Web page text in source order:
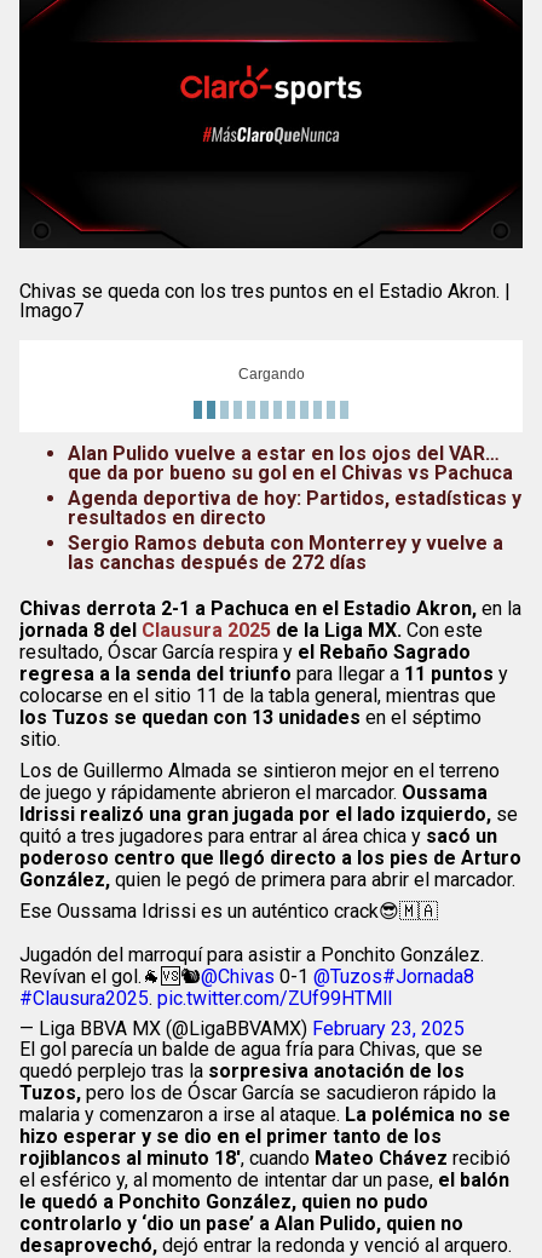
Chivas se queda con los tres puntos en el Estadio Akron. |
Imago7
Cargando
Alan Pulido vuelve a estar en los ojos del VAR…
que da por bueno su gol en el Chivas vs Pachuca
Agenda deportiva de hoy: Partidos, estadísticas y
resultados en directo
Sergio Ramos debuta con Monterrey y vuelve a
las canchas después de 272 días
Chivas derrota 2-1 a Pachuca en el Estadio Akron, en la
jornada 8 del Clausura 2025 de la Liga MX. Con este
resultado, Óscar García respira y el Rebaño Sagrado
regresa a la senda del triunfo para llegar a 11 puntos y
colocarse en el sitio 11 de la tabla general, mientras que
los Tuzos se quedan con 13 unidades en el séptimo
sitio.
Los de Guillermo Almada se sintieron mejor en el terreno
de juego y rápidamente abrieron el marcador. Oussama
Idrissi realizó una gran jugada por el lado izquierdo, se
quitó a tres jugadores para entrar al área chica y sacó un
poderoso centro que llegó directo a los pies de Arturo
González, quien le pegó de primera para abrir el marcador.
Ese Oussama Idrissi es un auténtico crack😎🇲🇦
Jugadón del marroquí para asistir a Ponchito González.
Revívan el gol.🐐🆚🐿️@Chivas 0-1 @Tuzos#Jornada8
#Clausura2025. pic.twitter.com/ZUf99HTMll
— Liga BBVA MX (@LigaBBVAMX) February 23, 2025
El gol parecía un balde de agua fría para Chivas, que se
quedó perplejo tras la sorpresiva anotación de los
Tuzos, pero los de Óscar García se sacudieron rápido la
malaria y comenzaron a irse al ataque. La polémica no se
hizo esperar y se dio en el primer tanto de los
rojiblancos al minuto 18′, cuando Mateo Chávez recibió
el esférico y, al momento de intentar dar un pase, el balón
le quedó a Ponchito González, quien no pudo
controlarlo y ‘dio un pase’ a Alan Pulido, quien no
desaprovechó, dejó entrar la redonda y venció al arquero.